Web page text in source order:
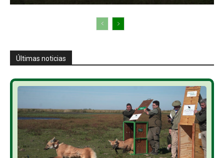
Últimas noticias